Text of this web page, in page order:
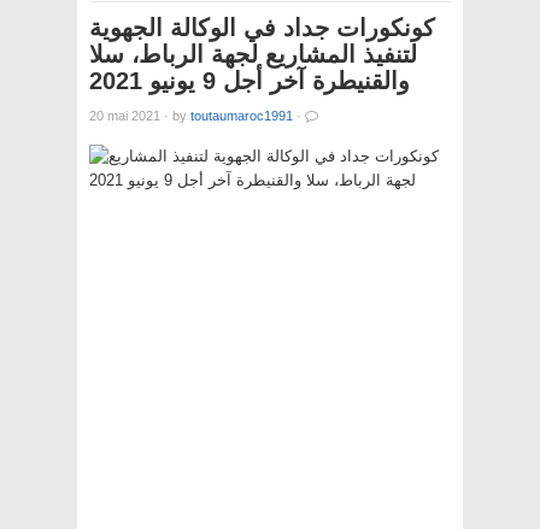
كونكورات جداد في الوكالة الجهوية
لتنفيذ المشاريع لجهة الرباط، سلا
والقنيطرة آخر أجل 9 يونيو 2021
20 mai 2021 · by toutaumaroc1991 ·